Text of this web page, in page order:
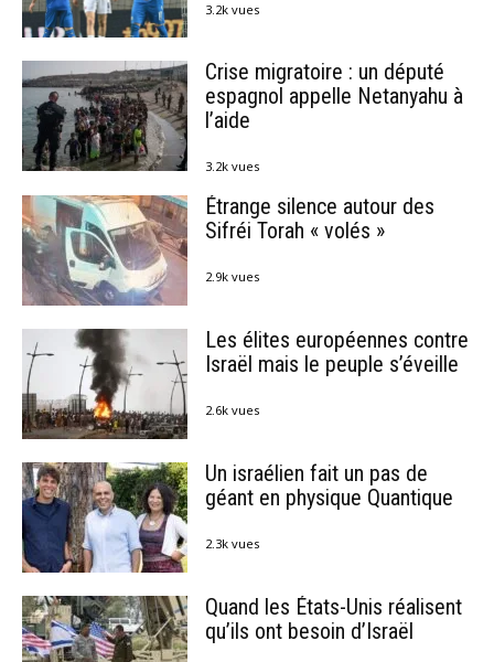
3.2k vues
Crise migratoire : un député
espagnol appelle Netanyahu à
l’aide
3.2k vues
Étrange silence autour des
Sifréi Torah « volés »
2.9k vues
Les élites européennes contre
Israël mais le peuple s’éveille
2.6k vues
Un israélien fait un pas de
géant en physique Quantique
2.3k vues
Quand les États-Unis réalisent
qu’ils ont besoin d’Israël